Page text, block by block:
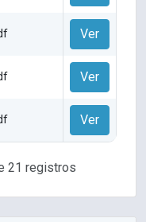
Ver
Ver
Ver
21 registros